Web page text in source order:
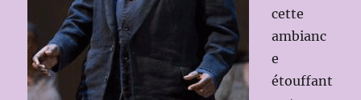
cette
ambianc
e
étouffant